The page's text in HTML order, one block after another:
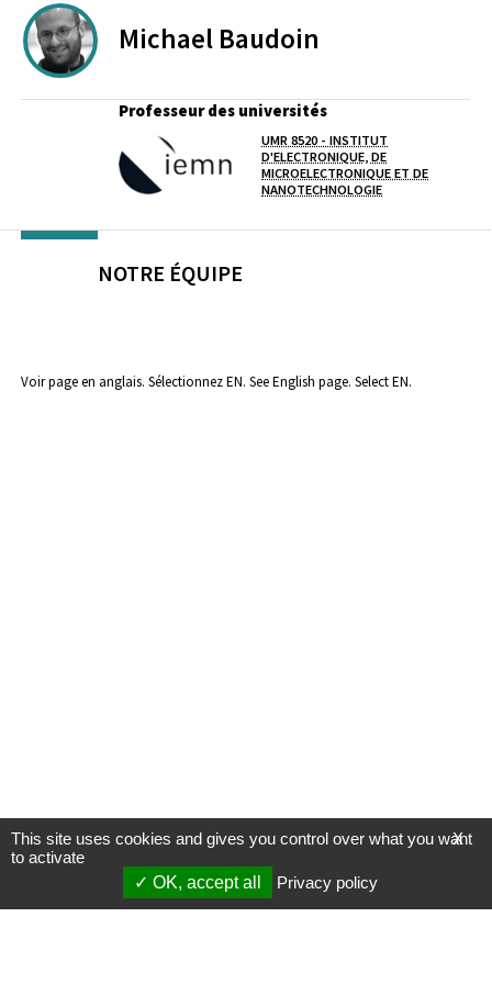
Michael Baudoin
Professeur des universités
Laboratoire / équipe
UMR 8520 - INSTITUT
D'ELECTRONIQUE, DE
MICROELECTRONIQUE ET DE
NANOTECHNOLOGIE
NOTRE ÉQUIPE
Voir page en anglais. Sélectionnez EN. See English page. Select EN.
X
This site uses cookies and gives you control over what you want
to activate
OK, accept all
Privacy policy